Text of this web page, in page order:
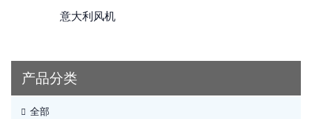
意大利风机
产品分类
全部